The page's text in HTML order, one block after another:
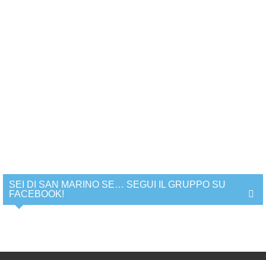
SEI DI SAN MARINO SE… SEGUI IL GRUPPO SU
FACEBOOK!